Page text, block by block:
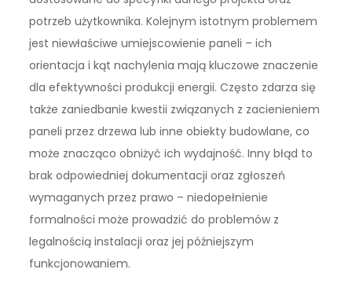
potrzeb użytkownika. Kolejnym istotnym problemem
jest niewłaściwe umiejscowienie paneli – ich
orientacja i kąt nachylenia mają kluczowe znaczenie
dla efektywności produkcji energii. Często zdarza się
także zaniedbanie kwestii związanych z zacienieniem
paneli przez drzewa lub inne obiekty budowlane, co
może znacząco obniżyć ich wydajność. Inny błąd to
brak odpowiedniej dokumentacji oraz zgłoszeń
wymaganych przez prawo – niedopełnienie
formalności może prowadzić do problemów z
legalnością instalacji oraz jej późniejszym
funkcjonowaniem.